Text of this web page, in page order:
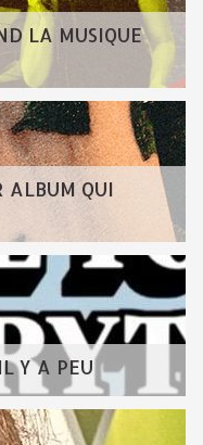
LA MUSIQUE
ALBUM QUI
Y A PEU